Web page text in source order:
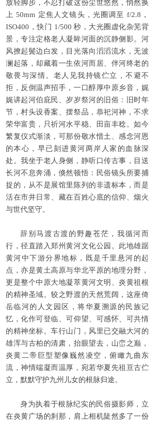
放轻脚步，不忍打破这份尘世悠然，悄然换
上 50mm 定焦人文镜头，光圈调至 f/2.8，
ISO400，快门 1/500 秒，大光圈虚化杂芜背
景，专注定格老人凝眸河面的沉静侧影。河
风撩起鬓边白发，目光落向滔滔流水，无波
澜起落，却藏着一生依河而居、伴河终老的
敬畏与深情。老人见我持镜伫立，不避不
拒，反倒温声招手，一口醇厚中原乡音，娓
娓讲起河伯庇民、岁岁祭河的旧俗：旧时年
节，村头设香案、摆祭品，恭祀河神，不求
荣华富贵，只祈河水平稳、田亩丰稔。如今
繁复仪式渐淡，可那份敬水惜土、感念河恩
的本心，早已刻进黄河两岸人家的血脉深
处。我坐于老人身侧，静听口传古事，目送
长河不息奔涌，倏然顿悟：民俗镜头所要捕
捉的，从不是展馆里陈列的非遗标本，而是
活在市井日常、藏在百姓心底的信仰、烟火
与世代坚守。
辞别马渡古渡的野趣苍茫，我循河而
行，径直踏入郑州黄河文化公园。此地雄踞
黄河中下游分界地标，既是千里悬河的起
点，亦是黄土高原与华北平原的地理分野，
更是整个中原大地凝萃黄河文明、炎黄祖根
的精神圣域。较之野渡的天然荒阔，这座倚
岳临河的人文园区，将华夏溯源的民族记
忆，化作可登临、可仰望、可感怀、可共情
的精神坐标。车行山门，风里已交融大河的
雄浑与古柏的清肃，抬眼望去，山峦之巅，
炎黄二帝巨型塑像巍然凌空，俯瞰九曲东
流，神情端凝而温厚，宛若华夏先祖亘古伫
立，默默守护九州儿女的根脉归途。
身为执着于根脉纪实的民俗摄影师，立
在炎黄广场的刹那，肩上相机陡然多了一份